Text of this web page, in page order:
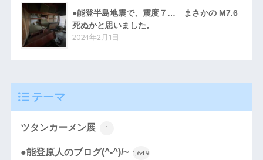
●能登半島地震で、震度７… まさかの M7.6
死ぬかと思いました。
2024年2月1日
テーマ
ツタンカーメン展 1
●能登原人のブログ(^-^)/~ 1,649